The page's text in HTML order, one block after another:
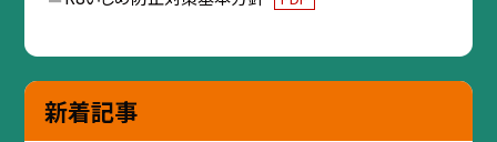
新着記事